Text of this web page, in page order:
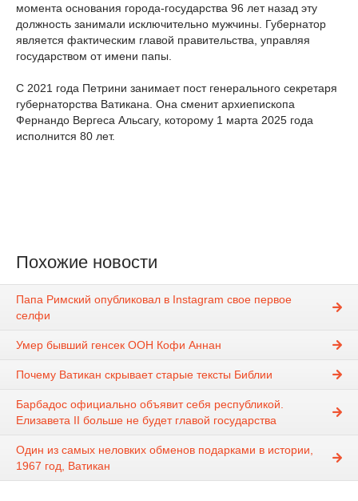
момента основания города-государства 96 лет назад эту
должность занимали исключительно мужчины. Губернатор
является фактическим главой правительства, управляя
государством от имени папы.
С 2021 года Петрини занимает пост генерального секретаря
губернаторства Ватикана. Она сменит архиепископа
Фернандо Вергеса Альсагу, которому 1 марта 2025 года
исполнится 80 лет.
Похожие новости
Папа Римский опубликовал в Instagram свое первое
селфи
Умер бывший генсек ООН Кофи Аннан
Почему Ватикан скрывает старые тексты Библии
Барбадос официально объявит себя республикой.
Елизавета II больше не будет главой государства
Один из самых неловких обменов подарками в истории,
1967 год, Ватикан